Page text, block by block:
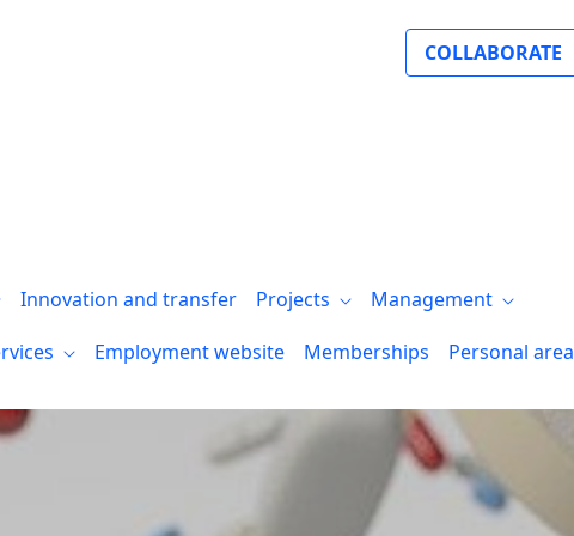
COLLABORATE
Innovation and transfer Projects
Management
Employment website Memberships Personal area